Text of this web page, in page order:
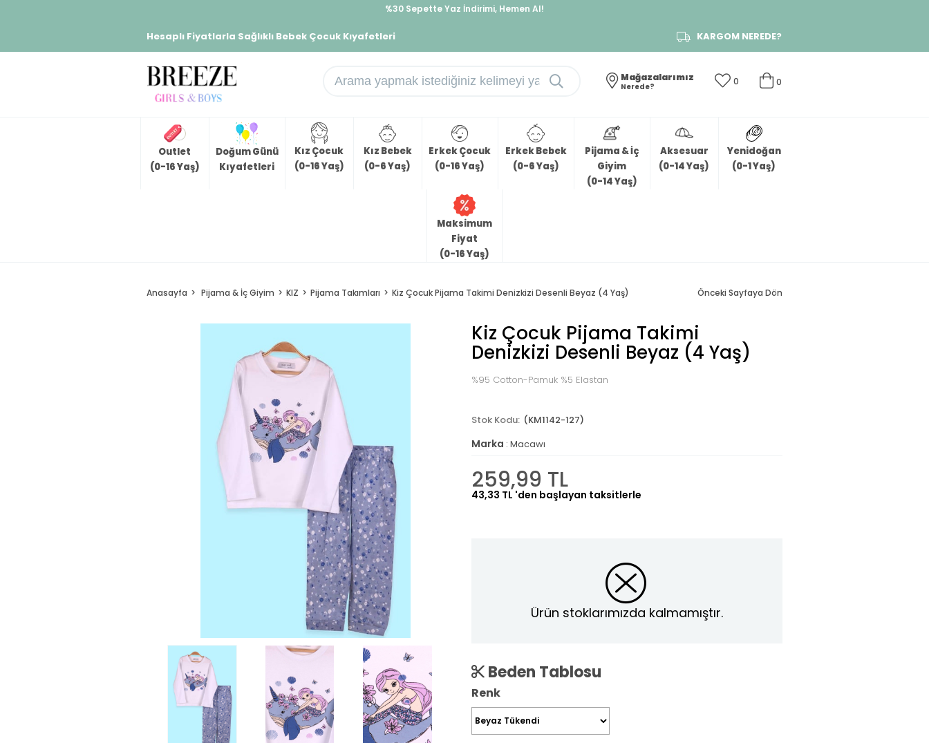
%30 Sepette Yaz İndirimi, Hemen Al!
Hesaplı Fiyatlarla Sağlıklı Bebek Çocuk Kıyafetleri KARGOM NEREDE?
0
0
Mağazalarımız
Nerede?
Outlet
(0-16 Yaş)
Doğum Günü
Kıyafetleri
Kız Çocuk
(0-16 Yaş)
Kız Bebek
(0-6 Yaş)
Erkek Çocuk
(0-16 Yaş)
Erkek Bebek
(0-6 Yaş)
Pijama & İç
Giyim
(0-14 Yaş)
Aksesuar
(0-14 Yaş)
Yenidoğan
(0-1 Yaş)
Maksimum
Fiyat
(0-16 Yaş)
Anasayfa Pijama & İç Giyim KIZ Pijama Takımları Kiz Çocuk Pijama Takimi Denizkizi Desenli Beyaz (4 Yaş) Önceki Sayfaya Dön
Kiz Çocuk Pijama Takimi
Denizkizi Desenli Beyaz (4 Yaş)
%95 Cotton-Pamuk %5 Elastan
(KM1142-127)
Marka : Macawı
259,99 TL
43,33 TL 'den başlayan taksitlerle
Ürün stoklarımızda kalmamıştır.
Beden Tablosu
Renk